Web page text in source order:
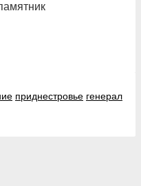
приднестровье генерал